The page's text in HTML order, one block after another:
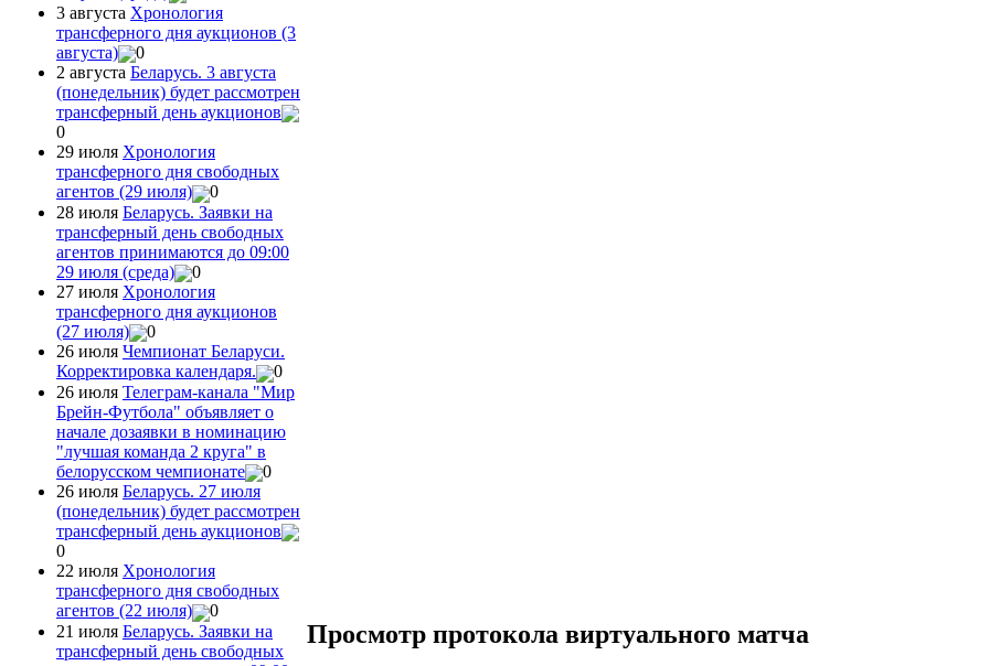
3 августа Хронология
трансферного дня аукционов (3
августа)
0
2 августа Беларусь. 3 августа
(понедельник) будет рассмотрен
трансферный день аукционов
0
29 июля Хронология
трансферного дня свободных
агентов (29 июля)
0
28 июля Беларусь. Заявки на
трансферный день свободных
агентов принимаются до 09:00
29 июля (среда)
0
27 июля Хронология
трансферного дня аукционов
(27 июля)
0
26 июля Чемпионат Беларуси.
Корректировка календаря.
0
26 июля Телеграм-канала "Мир
Брейн-Футбола" объявляет о
начале дозаявки в номинацию
"лучшая команда 2 круга" в
белорусском чемпионате
0
26 июля Беларусь. 27 июля
(понедельник) будет рассмотрен
трансферный день аукционов
0
22 июля Хронология
трансферного дня свободных
агентов (22 июля)
0
21 июля Беларусь. Заявки на
трансферный день свободных
Просмотр протокола виртуального матча